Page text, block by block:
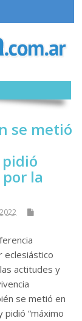
se metió
la
eclesiástico
actitudes y
se metió en
pidió “máximo